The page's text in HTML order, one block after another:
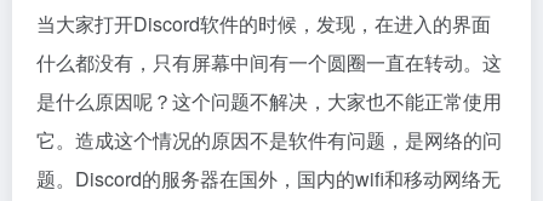
当大家打开Discord软件的时候，发现，在进入的界面
什么都没有，只有屏幕中间有一个圆圈一直在转动。这
是什么原因呢？这个问题不解决，大家也不能正常使用
它。造成这个情况的原因不是软件有问题，是网络的问
题。Discord的服务器在国外，国内的wifi和移动网络无